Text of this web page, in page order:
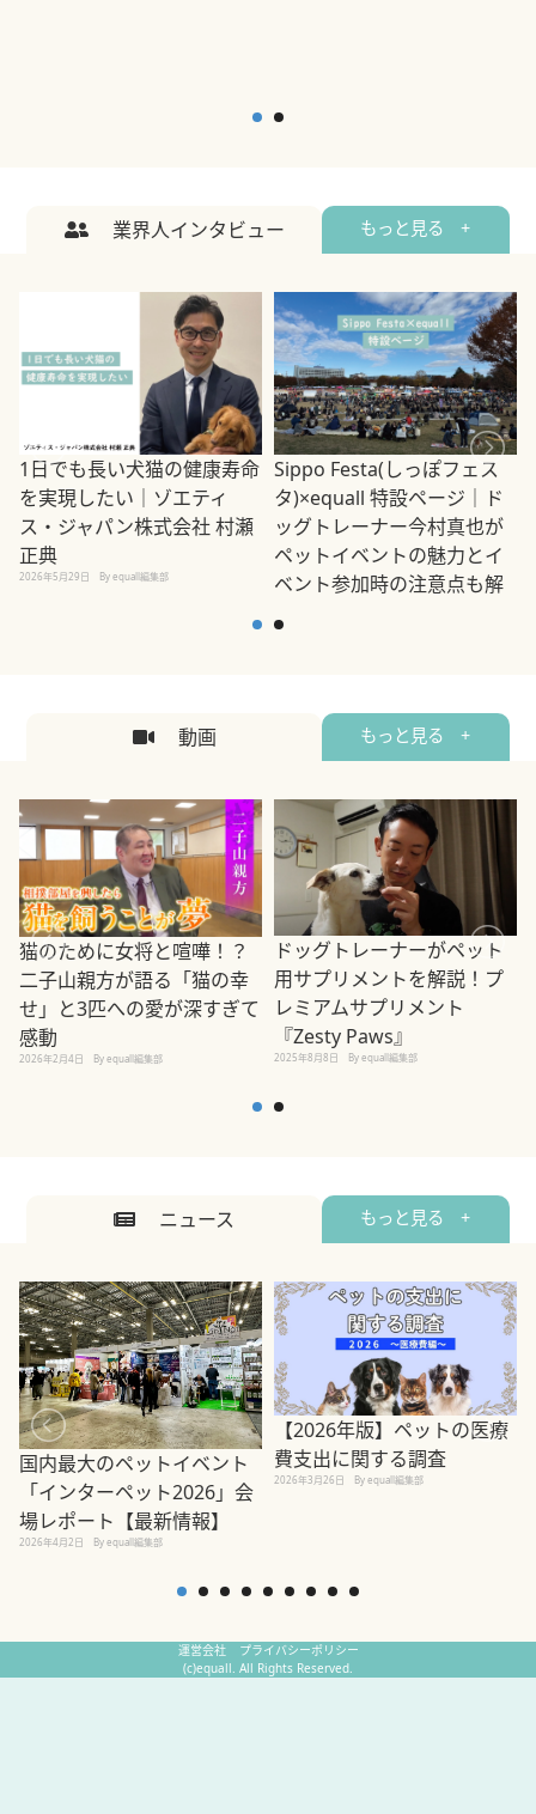
業界人インタビュー もっと見る +
1日でも長い犬猫の健康寿命
を実現したい｜ゾエティ
ス・ジャパン株式会社 村瀬
正典
2026年5月29日 By equall編集部
Sippo Festa(しっぽフェス
タ)×equall 特設ページ｜ド
ッグトレーナー今村真也が
ペットイベントの魅力とイ
ベント参加時の注意点も解
2026年5月12日
動画 もっと見る +
猫のために女将と喧嘩！？
二子山親方が語る「猫の幸
せ」と3匹への愛が深すぎて
感動
2026年2月4日 By equall編集部
ドッグトレーナーがペット
用サプリメントを解説！プ
レミアムサプリメント
『Zesty Paws』
2025年8月8日 By equall編集部
ニュース もっと見る +
国内最大のペットイベント
「インターペット2026」会
場レポート【最新情報】
2026年4月2日 By equall編集部
【2026年版】ペットの医療
費支出に関する調査
2026年3月26日 By equall編集部
運営会社
プライバシーポリシー
(c)equall. All Rights Reserved.